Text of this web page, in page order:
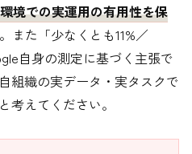
境での実運用の有用性を保
。また「少なくとも11%／
自身の測定に基づく主張で
組織の実データ・実タスクで
考えてください。